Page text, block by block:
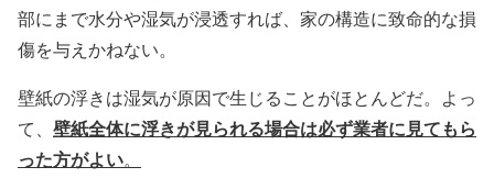
部にまで水分や湿気が浸透すれば、家の構造に致命的な損
傷を与えかねない。
壁紙の浮きは湿気が原因で生じることがほとんどだ。よっ
て、 壁紙全体に浮きが見られる場合は必ず業者に見てもら
った方がよい。